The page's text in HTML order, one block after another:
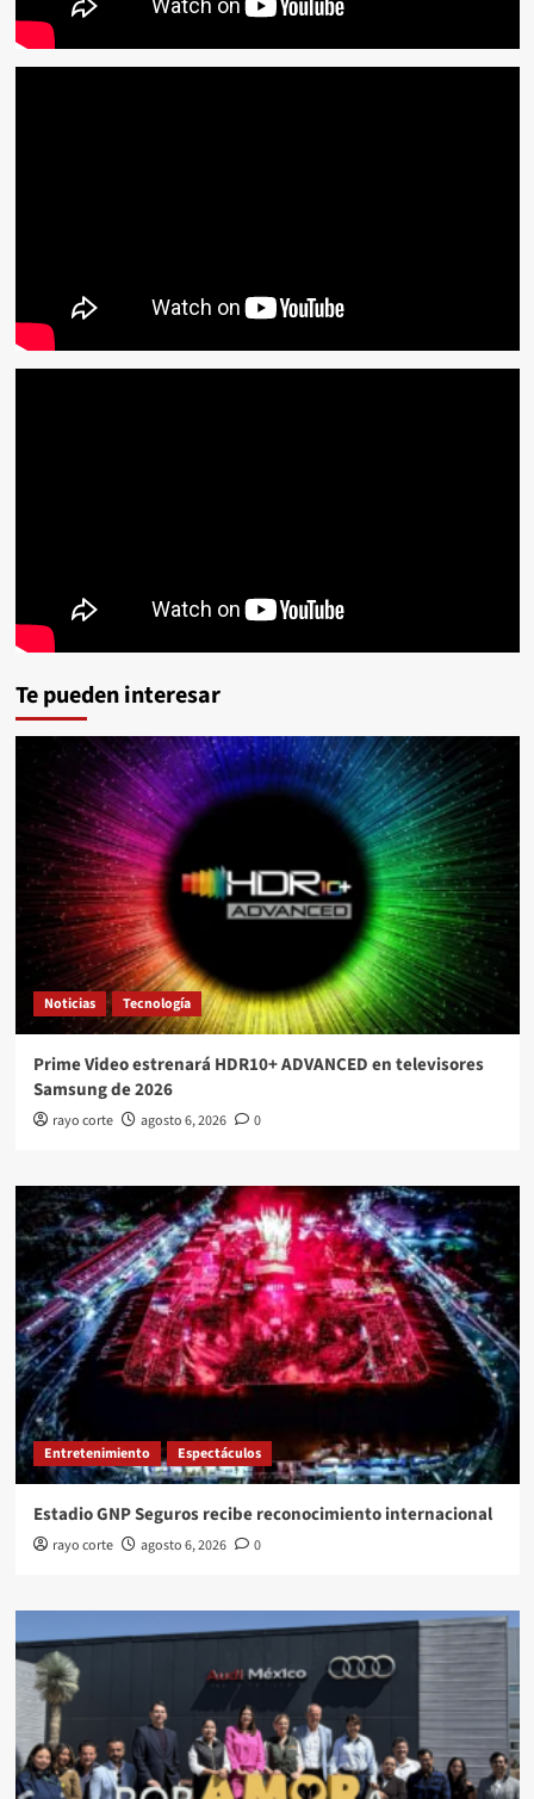
Te pueden interesar
Noticias Tecnología
Prime Video estrenará HDR10+ ADVANCED en televisores
Samsung de 2026
rayo corte agosto 6, 2026 0
Entretenimiento Espectáculos
Estadio GNP Seguros recibe reconocimiento internacional
rayo corte agosto 6, 2026 0